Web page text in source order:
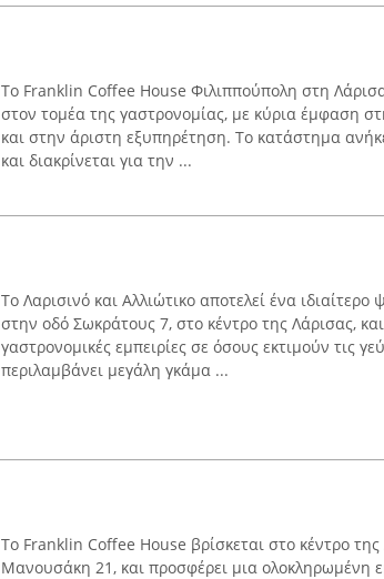
Το Franklin Coffee House Φιλιππούπολη στη
στον τομέα της γαστρονομίας, με κύρια έμφαση
και στην άριστη εξυπηρέτηση. Το κατάστημα
και διακρίνεται για την ...
Το Λαρισινό και Αλλιώτικο αποτελεί ένα ιδιαίτερο
στην οδό Σωκράτους 7, στο κέντρο της Λάρισας,
γαστρονομικές εμπειρίες σε όσους εκτιμούν τις
περιλαμβάνει μεγάλη γκάμα ...
Το Franklin Coffee House βρίσκεται στο κέντρο
Μανουσάκη 21, και προσφέρει μια ολοκληρωμένη